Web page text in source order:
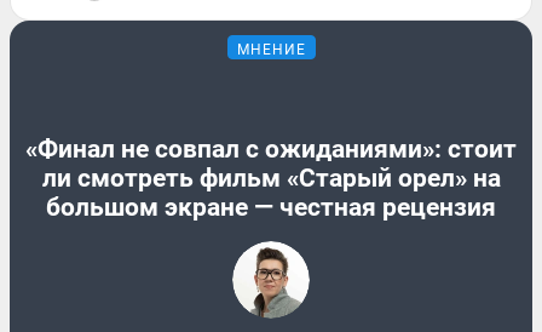
МНЕНИЕ
«Финал не совпал с ожиданиями»: стоит
ли смотреть фильм «Старый орел» на
большом экране — честная рецензия